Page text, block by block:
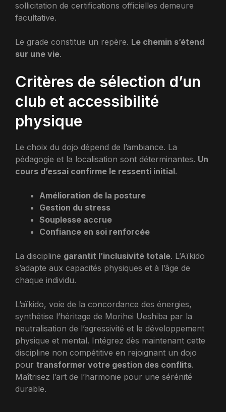
sollicitation de certifications officielles demeure
facultative.
Le grade constitue un repère. Le chemin s’étend
sur une vie.
Critères de sélection d’un
club et accessibilité
physique
Le choix du dojo dépend de l’ambiance. La
pédagogie et la localisation sont déterminantes. Un
cours d’essai confirme le ressenti initial.
Amélioration de la posture
Gestion du stress
Souplesse accrue
Confiance en soi renforcée
La discipline garantit l’inclusivité totale. L’Aïkido
s’adapte aux capacités physiques et à l’âge de
chaque individu.
L’aïkido, voie de la concordance des énergies,
synthétise l’héritage de Morihei Ueshiba par la
neutralisation de l’agressivité et le développement
physique et mental. Intégrez dès maintenant cette
discipline non compétitive en rejoignant un dojo
pour transformer votre gestion des conflits.
Maîtrisez l’art de l’harmonie pour une sérénité
durable.